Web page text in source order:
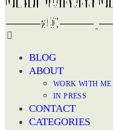
BLOG
ABOUT
WORK WITH ME
IN PRESS
CONTACT
CATEGORIES